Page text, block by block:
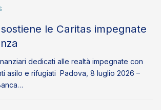
le Caritas impegnate
dedicati alle realtà impegnate con
asilo e rifugiati Padova, 8 luglio 2026 –